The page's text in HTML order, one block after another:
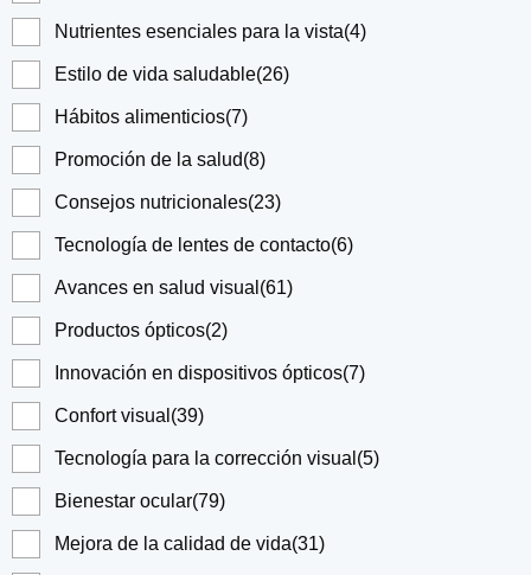
Nutrientes esenciales para la vista(4)
Estilo de vida saludable(26)
Hábitos alimenticios(7)
Promoción de la salud(8)
Consejos nutricionales(23)
Tecnología de lentes de contacto(6)
Avances en salud visual (61)
Productos ópticos(2)
Innovación en dispositivos ópticos(7)
Confort visual (39)
Tecnología para la corrección visual (5)
Bienestar ocular(79)
Mejora de la calidad de vida(31)